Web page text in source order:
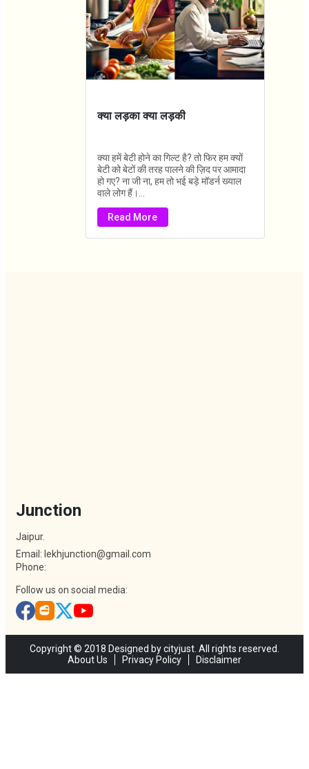
क्या लड़का क्या लड़की
क्या हमें बेटी होने का गिल्ट है? तो फिर हम क्यों
बेटी को बेटों की तरह पालने की ज़िद पर आमादा
हो गए? ना जी ना, हम तो भई बड़े मॉडर्न ख्याल
वाले लोग हैं।...
Read More
Junction
Jaipur.
Email: lekhjunction@gmail.com
Phone:
Follow us on social media:
Copyright © 2018 Designed by cityjust. All rights reserved.
About Us
Privacy Policy Disclaimer